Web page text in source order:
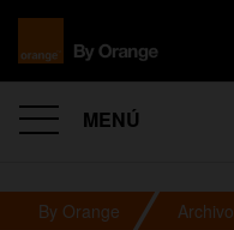
MENÚ
By Orange Archivo